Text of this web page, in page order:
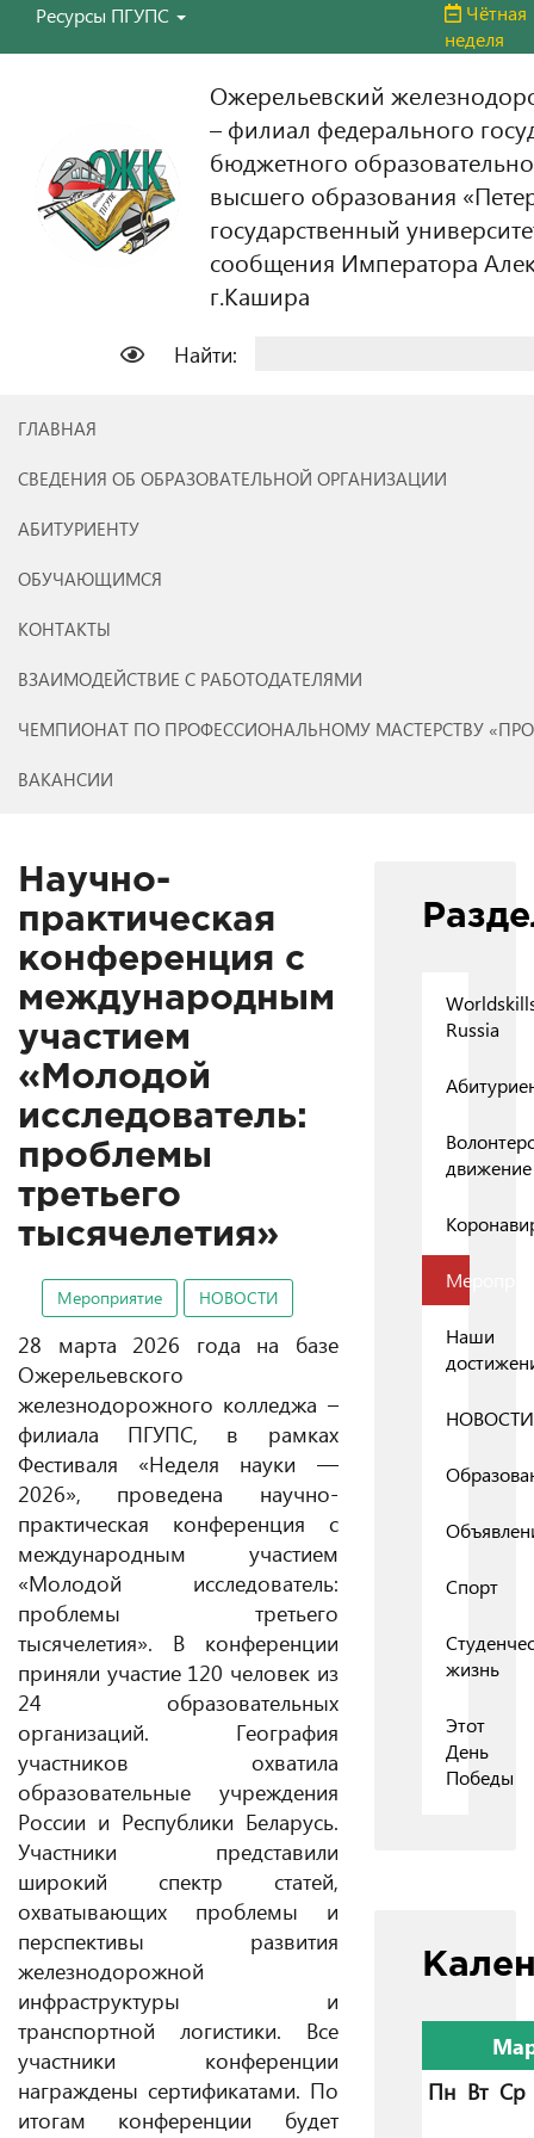
Ресурсы ПГУПС
Чётная
неделя
Ожерельевский
– филиал федерального
бюджетного
высшего образования
государственный
сообщения Императора
г.Кашира
Найти:
ГЛАВНАЯ
СВЕДЕНИЯ ОБ ОБРАЗОВАТЕЛЬНОЙ ОРГАНИЗАЦИИ
АБИТУРИЕНТУ
ОБУЧАЮЩИМСЯ
КОНТАКТЫ
ВЗАИМОДЕЙСТВИЕ С РАБОТОДАТЕЛЯМИ
ЧЕМПИОНАТ ПО ПРОФЕССИОНАЛЬНОМУ МАСТЕРСТВУ
ВАКАНСИИ
Научно-
практическая
конференция с
международным
участием
«Молодой
исследователь:
проблемы
третьего
тысячелетия»
Мероприятие НОВОСТИ
28 марта 2026 года на базе
Ожерельевского
железнодорожного колледжа –
филиала ПГУПС, в рамках
Фестиваля «Неделя науки —
2026», проведена научно-
практическая конференция с
международным участием
«Молодой исследователь:
проблемы третьего
тысячелетия». В конференции
приняли участие 120 человек из
24 образовательных
организаций. География
участников охватила
образовательные учреждения
России и Республики Беларусь.
Участники представили
широкий спектр статей,
охватывающих проблемы и
перспективы развития
железнодорожной
инфраструктуры и
транспортной логистики. Все
участники конференции
награждены сертификатами. По
итогам конференции будет
Russia
движение
Наши
НОВОСТИ
Спорт
жизнь
Этот
День
Победы
Пн Вт Ср